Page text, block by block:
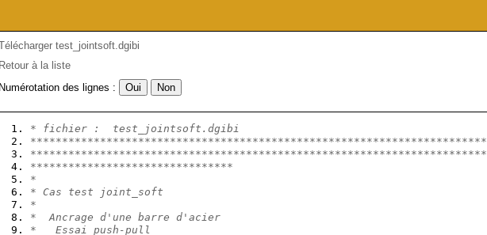
test_jointsoft.dgibi
Retour à la liste
Numérotation des lignes :
* fichier :  test_jointsoft.dgibi
************************************************************************
************************************************************************
********************************
*
* Cas test joint_soft
*
*  Ancrage d'une barre d'acier
*   Essai push-pull